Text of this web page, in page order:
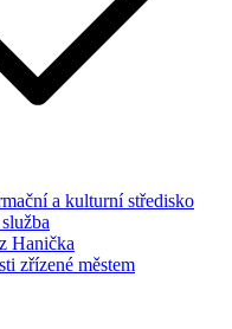
a kulturní středisko
Hanička
zřízené městem